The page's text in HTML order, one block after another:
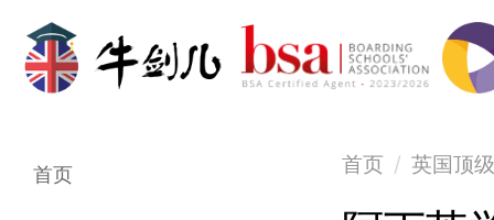
首页 首页 / 英国顶